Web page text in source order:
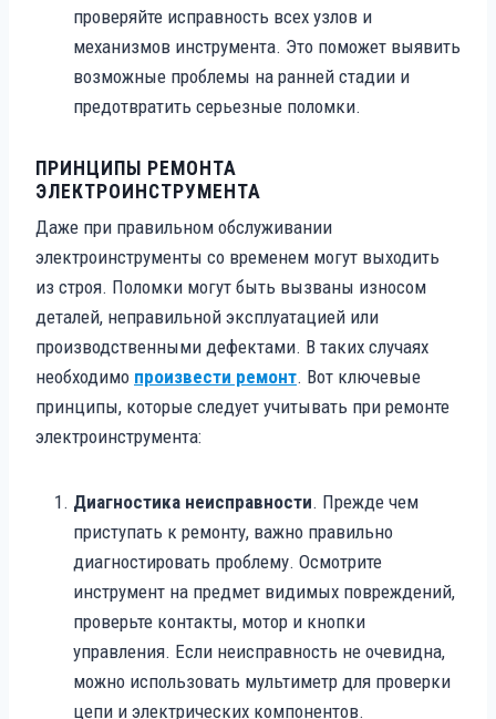
проверяйте исправность всех узлов и
механизмов инструмента. Это поможет выявить
возможные проблемы на ранней стадии и
предотвратить серьезные поломки.
ПРИНЦИПЫ РЕМОНТА
ЭЛЕКТРОИНСТРУМЕНТА
Даже при правильном обслуживании
электроинструменты со временем могут выходить
из строя. Поломки могут быть вызваны износом
деталей, неправильной эксплуатацией или
производственными дефектами. В таких случаях
необходимо произвести ремонт. Вот ключевые
принципы, которые следует учитывать при ремонте
электроинструмента:
Диагностика неисправности. Прежде чем
приступать к ремонту, важно правильно
диагностировать проблему. Осмотрите
инструмент на предмет видимых повреждений,
проверьте контакты, мотор и кнопки
управления. Если неисправность не очевидна,
можно использовать мультиметр для проверки
цепи и электрических компонентов.